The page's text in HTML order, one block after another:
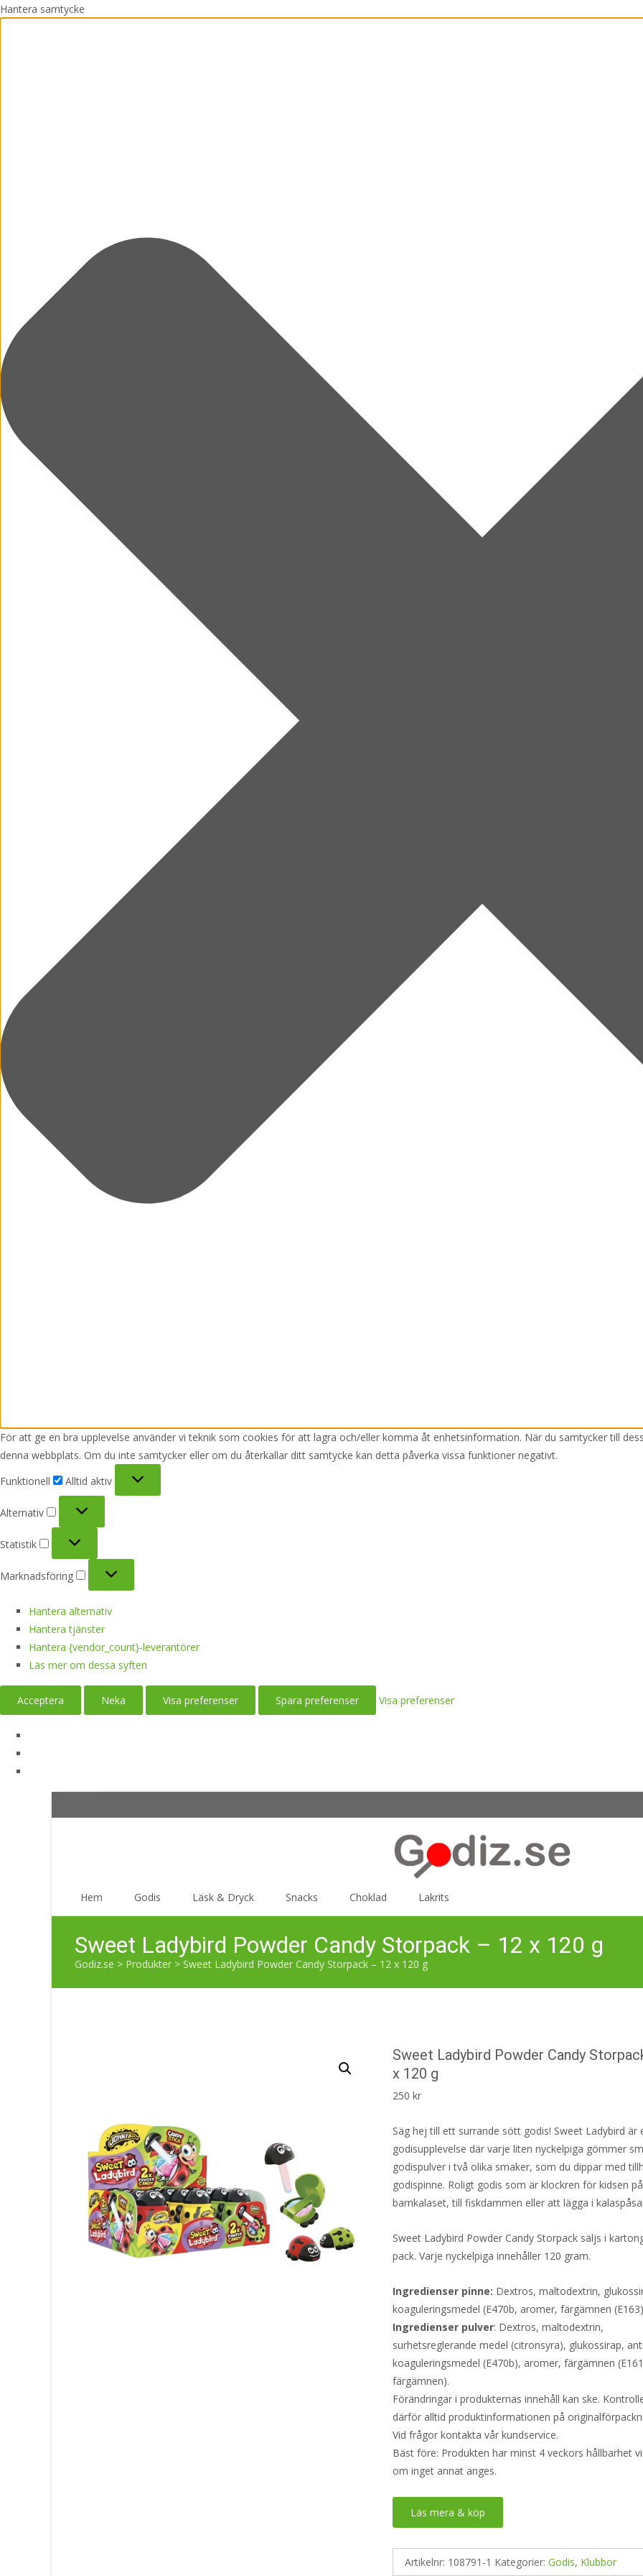
Hantera samtycke
För att ge en bra upplevelse använder vi teknik som cookies för att lagra och/eller komma åt enhetsinformation. När du samtycker till
denna webbplats. Om du inte samtycker eller om du återkallar ditt samtycke kan detta påverka vissa funktioner negativt.
Funktionell
Alltid aktiv
Alternativ
Alternativ
Statistik
Statistik
Marknadsföring
Marknadsföring
Hantera alternativ
Hantera tjänster
Hantera {vendor_count}-leverantörer
Läs mer om dessa syften
Acceptera Neka Visa preferenser Spara preferenser Visa preferenser
Hem Godis Läsk & Dryck Snacks Choklad Lakrits
Sweet Ladybird Powder Candy Storpack – 12 x 120 g
Godiz.se > Produkter > Sweet Ladybird Powder Candy Storpack – 12 x 120 g
Sweet Ladybird Powder Candy
x 120 g
250kr
Säg hej till ett surrande sött godis! Sweet Ladybird är
godisupplevelse där varje liten nyckelpiga gömmer
godispulver i två olika smaker, som du dippar med
godispinne. Roligt godis som är klockren för kidsen på
barnkalaset, till fiskdammen eller att lägga i
Sweet Ladybird Powder Candy Storpack säljs i
pack. Varje nyckelpiga innehåller 120 gram.
Ingredienser pinne: Dextros, maltodextrin,
koaguleringsmedel (E470b, aromer, färgämnen
Ingredienser pulver: Dextros, maltodextrin,
surhetsreglerande medel (citronsyra), glukossirap,
koaguleringsmedel (E470b), aromer, färgämnen
färgämnen).
Förändringar i produkternas innehåll kan ske.
därför alltid produktinformationen på
Vid frågor kontakta vår kundservice.
Bäst före: Produkten har minst 4 veckors hållbarhet
om inget annat anges.
Läs mera & köp
Artikelnr: 108791-1 Kategorier:Godis, Klubbor